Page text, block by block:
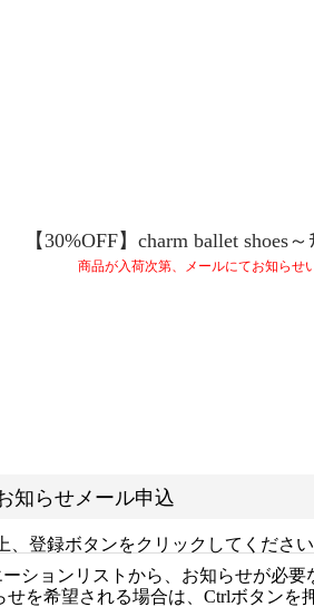
【30%OFF】charm ballet shoes
商品が入荷次第、メールにてお知らせ
知らせメール申込
、登録ボタンをクリックしてください
ションリストから、お知らせが必
せを希望される場合は、Ctrlボタンを